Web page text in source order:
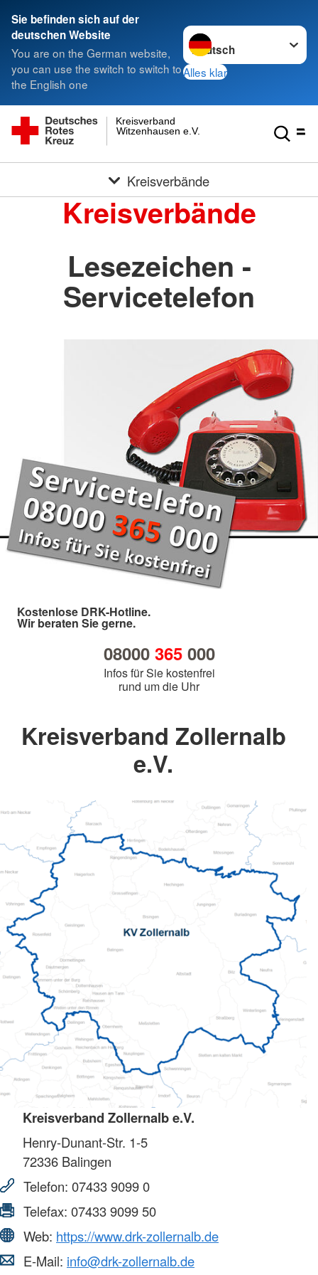
Sie befinden sich auf der
deutschen Website
You are on the German website,
you can use the switch to switch to
the English one
Sprache wechseln zu
Alles klar
Witzenhausen e.V.
Kreisverband
Kreisverbände
Kreisverbände
Lesezeichen -
Servicetelefon
Kostenlose DRK-Hotline.
Wir beraten Sie gerne.
08000 365000
Infos für Sie kostenfrei
rund um die Uhr
Kreisverband Zollernalb
e.V.
Kreisverband Zollernalb e.V.
Henry-Dunant-Str. 1-5
72336 Balingen
Telefon: 07433 9099 0
Telefax: 07433 9099 50
Web: https://www.drk-zollernalb.de
E-Mail: info@drk-zollernalb.de